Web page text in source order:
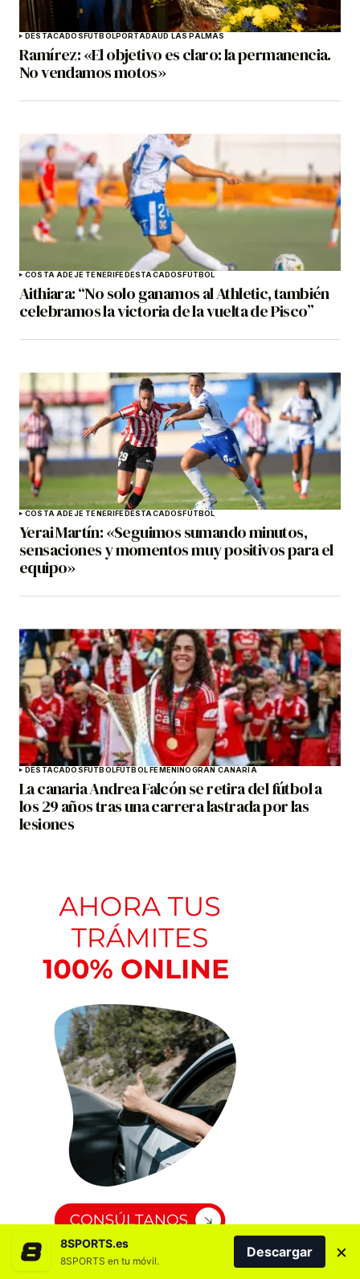
DESTACADOS FÚTBOLPORTADAUD LAS PALMAS
Ramírez: «El objetivo es claro: la permanencia.
No vendamos motos»
COSTA ADEJE TENERIFE DESTACADOS FÚTBOL
Aithiara: “No solo ganamos al Athletic, también
celebramos la victoria de la vuelta de Pisco”
COSTA ADEJE TENERIFE DESTACADOS FÚTBOL
Yerai Martín: «Seguimos sumando minutos,
sensaciones y momentos muy positivos para el
equipo»
DESTACADOS FÚTBOLFÚTBOL FEMENINOGRAN CANARIA
La canaria Andrea Falcón se retira del fútbol a
los 29 años tras una carrera lastrada por las
lesiones
8SPORTS.es
8SPORTS en tu móvil.
Descargar ×